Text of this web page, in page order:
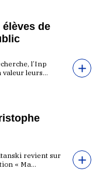
de
l’Inp
valeur leurs…
revient sur
« Ma…